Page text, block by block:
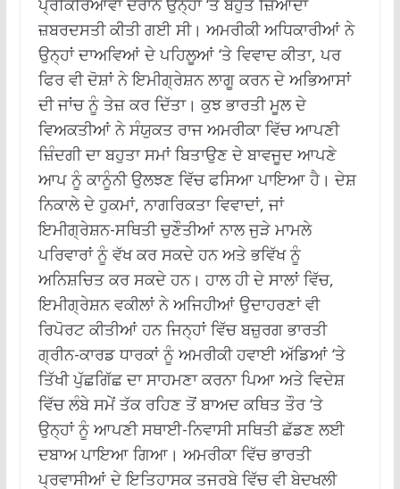
ਪ੍ਰਕਿਰਿਆਵਾਂ ਦੌਰਾਨ ਉਨ੍ਹਾਂ ‘ਤੇ ਬਹੁਤ ਜ਼ਿਆਦਾ
ਜ਼ਬਰਦਸਤੀ ਕੀਤੀ ਗਈ ਸੀ। ਅਮਰੀਕੀ ਅਧਿਕਾਰੀਆਂ ਨੇ
ਉਨ੍ਹਾਂ ਦਾਅਵਿਆਂ ਦੇ ਪਹਿਲੂਆਂ ‘ਤੇ ਵਿਵਾਦ ਕੀਤਾ, ਪਰ
ਫਿਰ ਵੀ ਦੋਸ਼ਾਂ ਨੇ ਇਮੀਗ੍ਰੇਸ਼ਨ ਲਾਗੂ ਕਰਨ ਦੇ ਅਭਿਆਸਾਂ
ਦੀ ਜਾਂਚ ਨੂੰ ਤੇਜ਼ ਕਰ ਦਿੱਤਾ। ਕੁਝ ਭਾਰਤੀ ਮੂਲ ਦੇ
ਵਿਅਕਤੀਆਂ ਨੇ ਸੰਯੁਕਤ ਰਾਜ ਅਮਰੀਕਾ ਵਿੱਚ ਆਪਣੀ
ਜ਼ਿੰਦਗੀ ਦਾ ਬਹੁਤਾ ਸਮਾਂ ਬਿਤਾਉਣ ਦੇ ਬਾਵਜੂਦ ਆਪਣੇ
ਆਪ ਨੂੰ ਕਾਨੂੰਨੀ ਉਲਝਣ ਵਿੱਚ ਫਸਿਆ ਪਾਇਆ ਹੈ। ਦੇਸ਼
ਨਿਕਾਲੇ ਦੇ ਹੁਕਮਾਂ, ਨਾਗਰਿਕਤਾ ਵਿਵਾਦਾਂ, ਜਾਂ
ਇਮੀਗ੍ਰੇਸ਼ਨ-ਸਥਿਤੀ ਚੁਣੌਤੀਆਂ ਨਾਲ ਜੁੜੇ ਮਾਮਲੇ
ਪਰਿਵਾਰਾਂ ਨੂੰ ਵੱਖ ਕਰ ਸਕਦੇ ਹਨ ਅਤੇ ਭਵਿੱਖ ਨੂੰ
ਅਨਿਸ਼ਚਿਤ ਕਰ ਸਕਦੇ ਹਨ। ਹਾਲ ਹੀ ਦੇ ਸਾਲਾਂ ਵਿੱਚ,
ਇਮੀਗ੍ਰੇਸ਼ਨ ਵਕੀਲਾਂ ਨੇ ਅਜਿਹੀਆਂ ਉਦਾਹਰਣਾਂ ਵੀ
ਰਿਪੋਰਟ ਕੀਤੀਆਂ ਹਨ ਜਿਨ੍ਹਾਂ ਵਿੱਚ ਬਜ਼ੁਰਗ ਭਾਰਤੀ
ਗ੍ਰੀਨ-ਕਾਰਡ ਧਾਰਕਾਂ ਨੂੰ ਅਮਰੀਕੀ ਹਵਾਈ ਅੱਡਿਆਂ ‘ਤੇ
ਤਿੱਖੀ ਪੁੱਛਗਿੱਛ ਦਾ ਸਾਹਮਣਾ ਕਰਨਾ ਪਿਆ ਅਤੇ ਵਿਦੇਸ਼
ਵਿੱਚ ਲੰਬੇ ਸਮੇਂ ਤੱਕ ਰਹਿਣ ਤੋਂ ਬਾਅਦ ਕਥਿਤ ਤੌਰ ‘ਤੇ
ਉਨ੍ਹਾਂ ਨੂੰ ਆਪਣੀ ਸਥਾਈ-ਨਿਵਾਸੀ ਸਥਿਤੀ ਛੱਡਣ ਲਈ
ਦਬਾਅ ਪਾਇਆ ਗਿਆ। ਅਮਰੀਕਾ ਵਿੱਚ ਭਾਰਤੀ
ਪ੍ਰਵਾਸੀਆਂ ਦੇ ਇਤਿਹਾਸਕ ਤਜਰਬੇ ਵਿੱਚ ਵੀ ਬੇਦਖਲੀ